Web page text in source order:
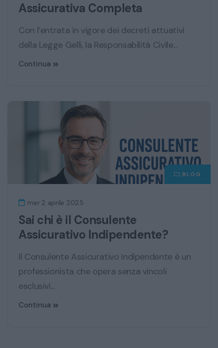
Assicurativa Completa
Con l’entrata in vigore dei decreti attuativi
della Legge Gelli, la Responsabilità Civile...
Continua
BLOG
mer 2 aprile 2025
Sai chi è il Consulente
Assicurativo Indipendente?
Il Consulente Assicurativo Indipendente è un
professionista che opera senza vincoli
esclusivi...
Continua